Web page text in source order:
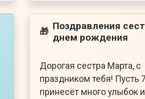
🎁 Поздравления
днем рождения
Дорогая сестра Марта, с
праздником тебя! Пусть
принесёт много улыбок и